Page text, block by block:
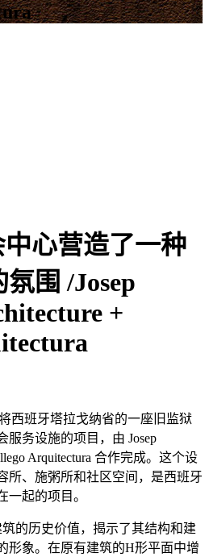
中心营造了一种
围 /Josep
+
西班牙塔拉戈纳省的一座旧监狱
服务设施的项目，由 Josep
Arquitectura 合作完成。这个设
所、施粥所和社区空间，是西班牙
一起的项目。
的历史价值，揭示了其结构和建
形象。在原有建筑的H形平面中增